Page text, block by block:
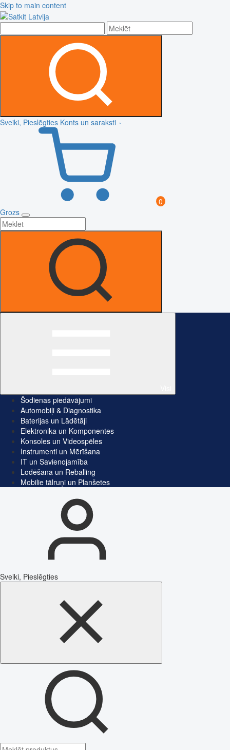
Skip to main content
Sveiki, Pieslēgties Konts un saraksti
0
Grozs
Šodienas piedāvājumi
Automobiļi & Diagnostika
Baterijas un Lādētāji
Elektronika un Komponentes
Konsoles un Videospēles
Instrumenti un Mērīšana
IT un Savienojamība
Lodēšana un Reballing
Mobilie tālruņi un Planšetes
Sveiki, Pieslēgties